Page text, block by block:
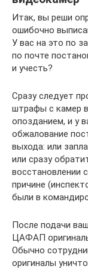
Итак, вы реши
ошибочно
У вас на это по
по почте
и учесть?
Сразу следует
штрафы с камер
опозданием, и у
обжалование
выхода: или
или сразу
восстановлении
причине
были в
После подачи
ЦАФАП
Обычно
оригиналы